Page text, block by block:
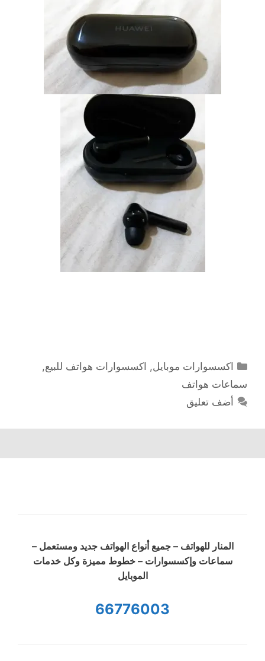
التصنيفات
اكسسوارات موبايل, اكسسوارات هواتف للبيع,
سماعات هواتف
أضف تعليق
المنار للهواتف – جميع أنواع الهواتف جديد ومستعمل –
سماعات وإكسسوارات – خطوط مميزة وكل خدمات
الموبايل
66776003